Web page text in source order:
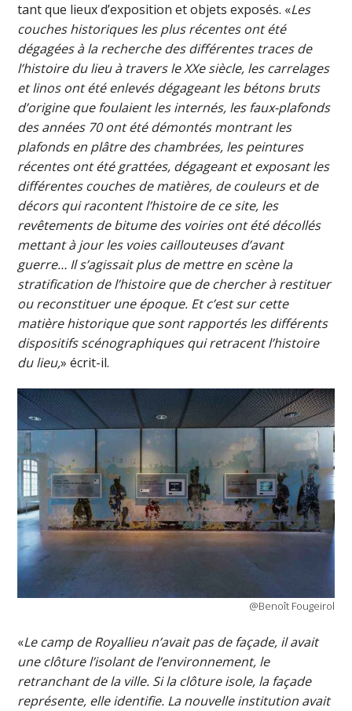
tant que lieux d’exposition et objets exposés. «Les
couches historiques les plus récentes ont été
dégagées à la recherche des différentes traces de
l’histoire du lieu à travers le XXe siècle, les carrelages
et linos ont été enlevés dégageant les bétons bruts
d’origine que foulaient les internés, les faux-plafonds
des années 70 ont été démontés montrant les
plafonds en plâtre des chambrées, les peintures
récentes ont été grattées, dégageant et exposant les
différentes couches de matières, de couleurs et de
décors qui racontent l’histoire de ce site, les
revêtements de bitume des voiries ont été décollés
mettant à jour les voies caillouteuses d’avant
guerre… Il s’agissait plus de mettre en scène la
stratification de l’histoire que de chercher à restituer
ou reconstituer une époque. Et c’est sur cette
matière historique que sont rapportés les différents
dispositifs scénographiques qui retracent l’histoire
du lieu,» écrit-il.
@Benoît Fougeirol
«Le camp de Royallieu n’avait pas de façade, il avait
une clôture l’isolant de l’environnement, le
retranchant de la ville. Si la clôture isole, la façade
représente, elle identifie. La nouvelle institution avait